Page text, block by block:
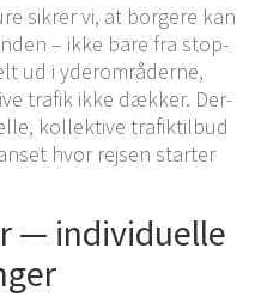
sik­rer vi, at bor­ge­re kan
– ikke bare fra stop­
ud i yder­om­rå­der­ne,
tra­fik ikke dæk­ker. Der­
kol­lek­ti­ve tra­fik­til­bud
hvor rej­sen star­ter
— indi­vi­du­el­le